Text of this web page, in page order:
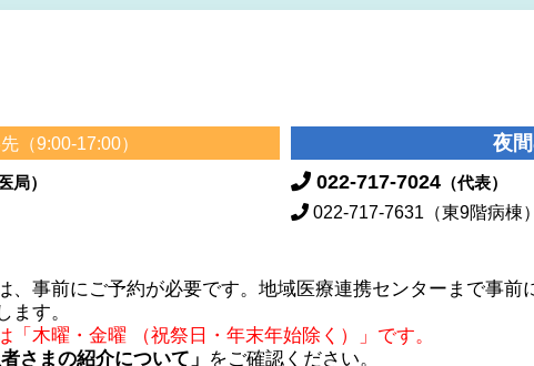
（9:00-17:00）
局）
夜間
022-717-7024 （代表）
022-717-7631 （東9階病棟
、事前にご予約が必要です。地域医療連携センターまで事前
ます。
木曜・金曜 （祝祭日・年末年始除く）」です。
者さまの紹介について」 をご確認ください。